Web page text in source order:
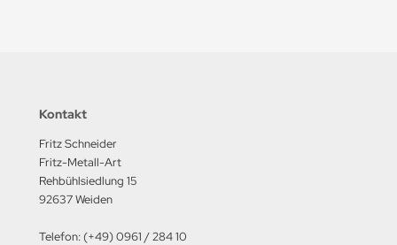
Kontakt
Fritz Schneider
Fritz-Metall-Art
Rehbühlsiedlung 15
92637 Weiden
Telefon: (+49) 0961 / 284 10